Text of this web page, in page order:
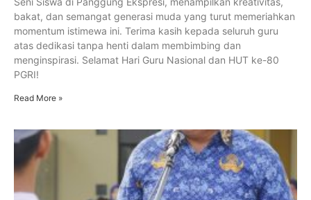
bakat, dan semangat generasi muda yang turut memeriahkan
momentum istimewa ini. Terima kasih kepada seluruh guru
atas dedikasi tanpa henti dalam membimbing dan
menginspirasi. Selamat Hari Guru Nasional dan HUT ke-80
PGRI!
Read More »